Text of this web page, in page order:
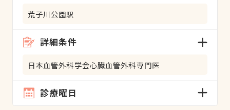
荒子川公園駅
詳細条件
日本血管外科学会心臓血管外科専門医
診療曜日